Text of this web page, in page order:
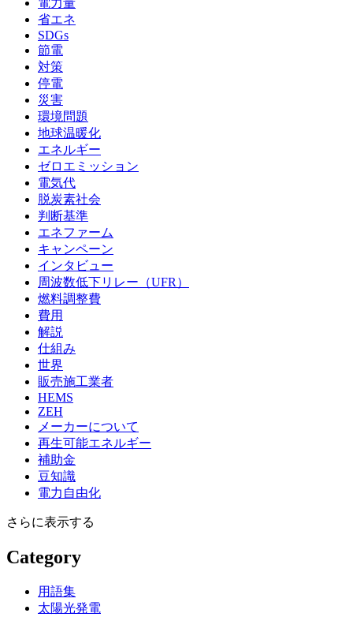
電力量
省エネ
SDGs
節電
対策
停電
災害
環境問題
地球温暖化
エネルギー
ゼロエミッション
電気代
脱炭素社会
判断基準
エネファーム
キャンペーン
インタビュー
周波数低下リレー（UFR）
燃料調整費
費用
解説
仕組み
世界
販売施工業者
HEMS
ZEH
メーカーについて
再生可能エネルギー
補助金
豆知識
電力自由化
さらに表示する
Category
用語集
太陽光発電